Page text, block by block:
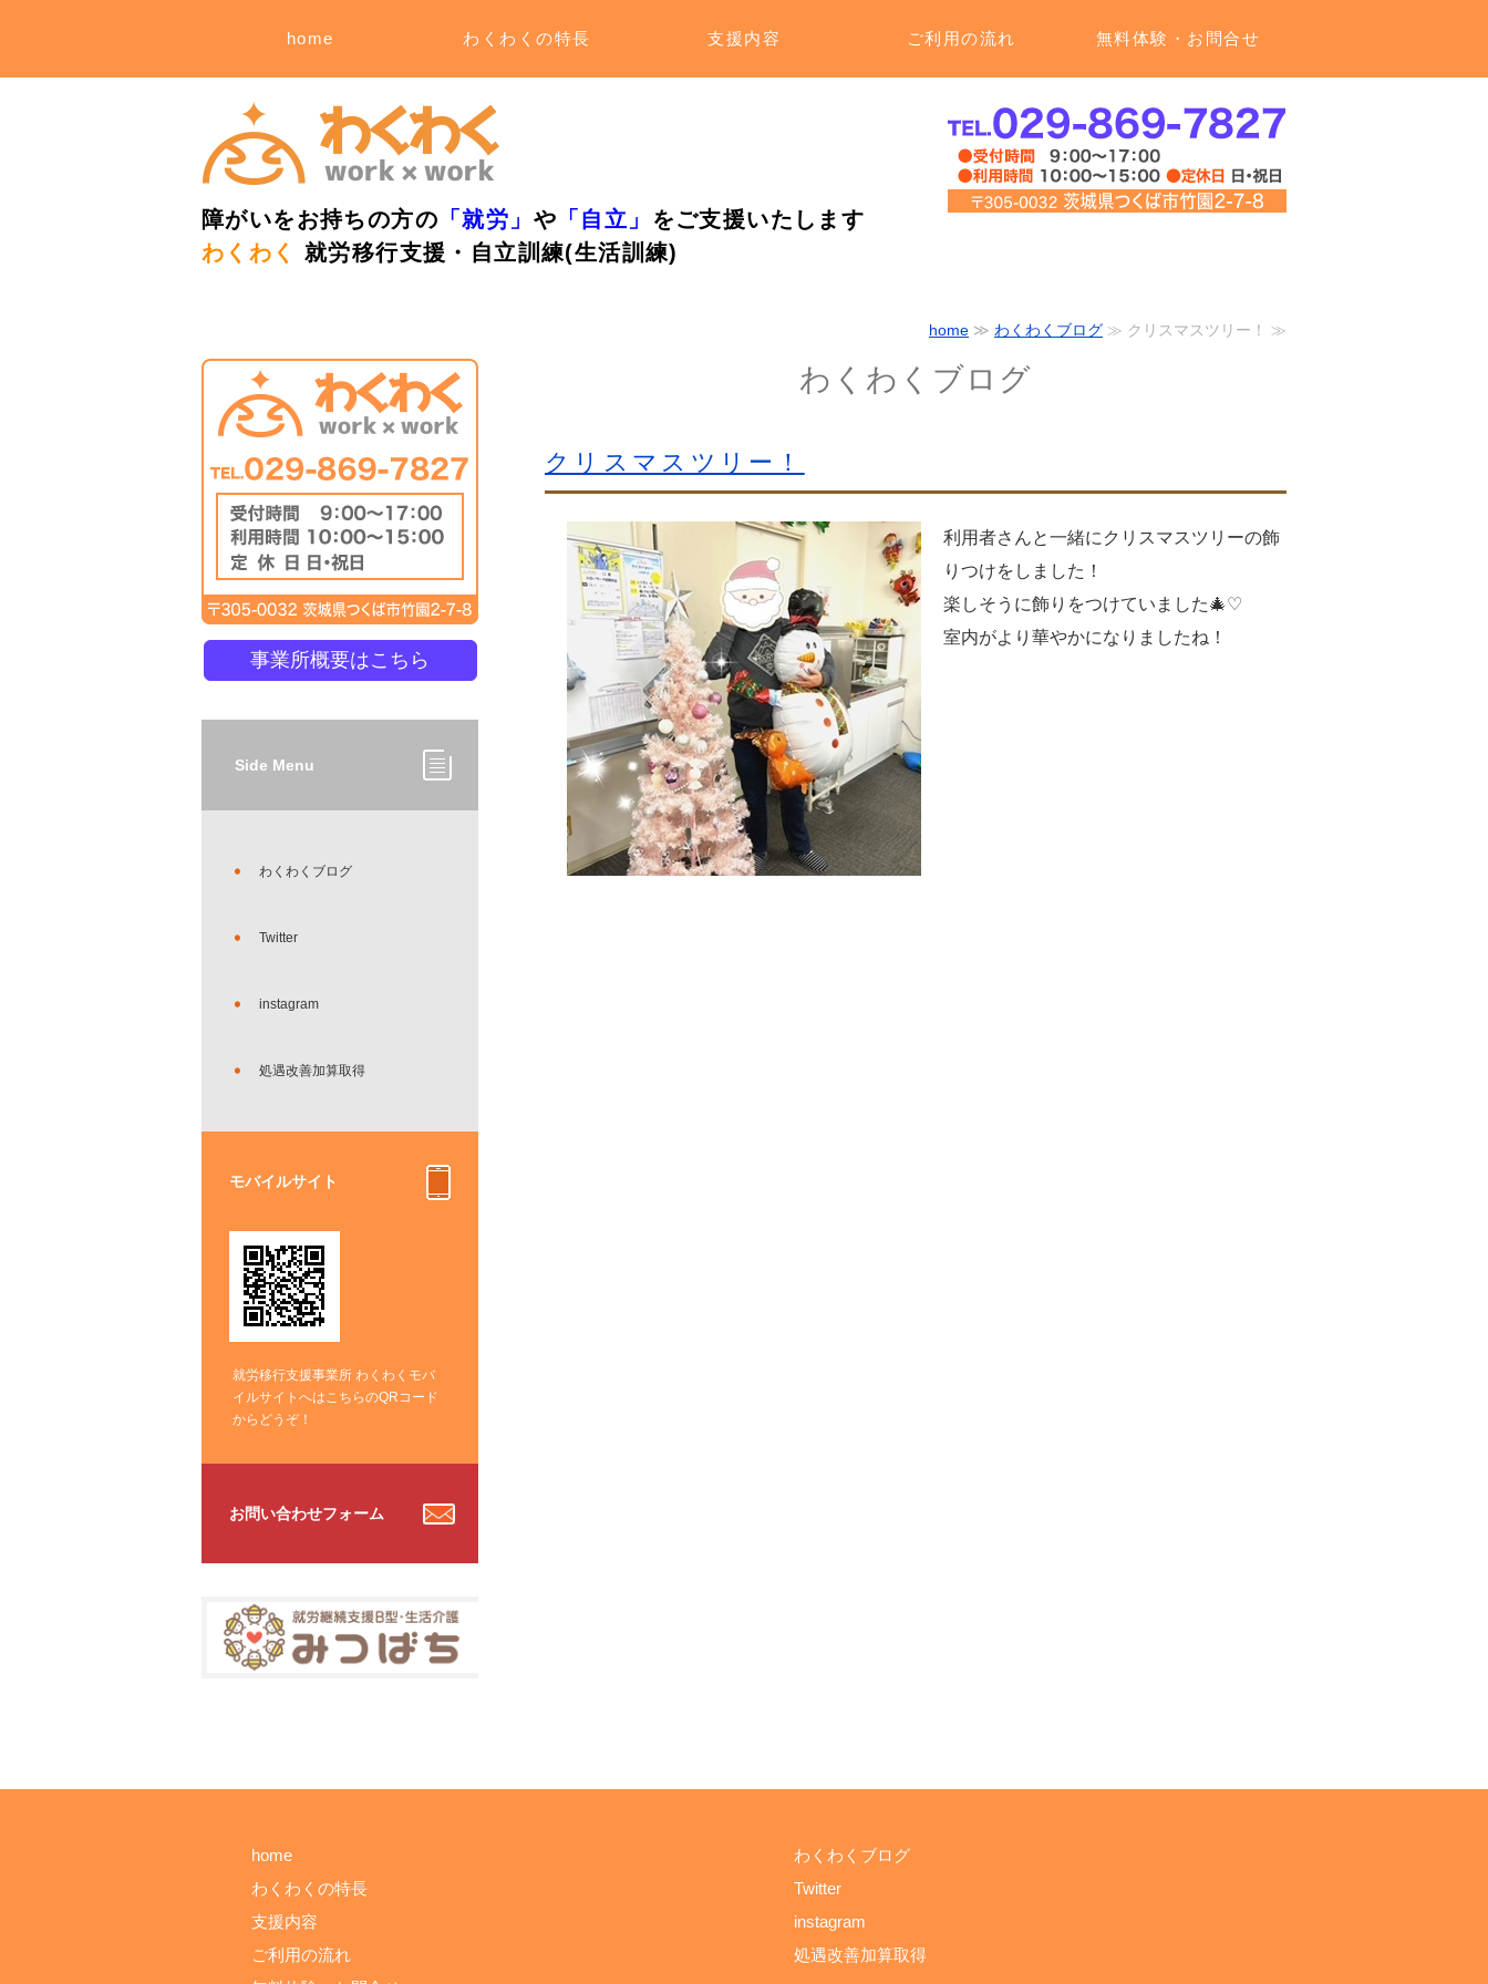
障がいをお持ちの方の 「就労」 や 「自立」
をご支援いたします
わくわく
就労移行支援・自立訓練(生活訓練)
home わくわくの特長 支援内容 ご利用の流れ 無料体験・お問合せ
home ≫ わくわくブログ ≫ クリスマスツリー！ ≫
わくわくブログ
クリスマスツリー！
利用者さんと一緒にクリスマスツリーの飾
りつけをしました！
楽しそうに飾りをつけていました🎄♡
室内がより華やかになりましたね！
事業所概要はこちら
Side Menu
わくわくブログ
Twitter
instagram
処遇改善加算取得
モバイルサイト
就労移行支援事業所 わくわくモバ
イルサイトへはこちらのQRコード
からどうぞ！
お問い合わせフォーム
home
わくわくの特長
支援内容
ご利用の流れ
わくわくブログ
Twitter
instagram
処遇改善加算取得